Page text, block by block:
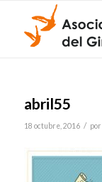
abril55
18 octubre, 2016 / por